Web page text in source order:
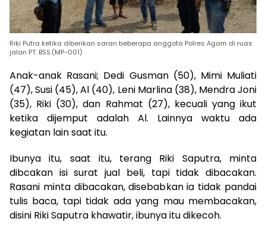
Riki Putra ketika diberikan saran beberapa anggota Polres Agam di ruas
jalan PT. BSS.(MP-001)
Anak-anak Rasani; Dedi Gusman (50), Mimi Muliati
(47), Susi (45), Al (40), Leni Marlina (38), Mendra Joni
(35), Riki (30), dan Rahmat (27), kecuali yang ikut
ketika dijemput adalah Al. Lainnya waktu ada
kegiatan lain saat itu.
Ibunya itu, saat itu, terang Riki Saputra, minta
dibcakan isi surat jual beli, tapi tidak dibacakan.
Rasani minta dibacakan, disebabkan ia tidak pandai
tulis baca, tapi tidak ada yang mau membacakan,
disini Riki Saputra khawatir, ibunya itu dikecoh.